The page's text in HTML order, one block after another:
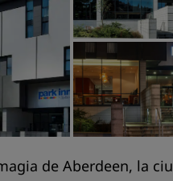
de Aberdeen, la